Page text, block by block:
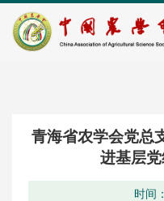
中国农业农村人才网 中心学
青海省农学会党总
进基层
时间